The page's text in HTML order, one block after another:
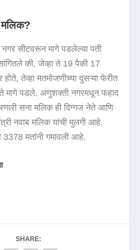
सीटवरून मागे पडलेल्या पती
की, जेव्हा ते 19 पैकी 17
तेव्हा मतमोजणीच्या दुसऱ्या फेरीत
मागे पडले. अणुशक्ती नगरमधून फहाद
सना मलिक ही दिग्गज नेते आणि
नवाब मलिक यांची मुलगी आहे.
3378 मतांनी गमावली आहे.
SHARE: